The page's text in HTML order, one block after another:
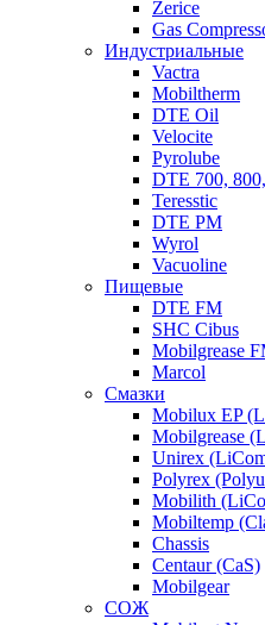
Zerice
Gas
Индустриальные
Vactra
Mobiltherm
DTE Oil
Velocite
Pyrolube
DTE 700,
Teresstic
DTE PM
Wyrol
Vacuoline
Пищевые
DTE FM
SHC Cibus
Mobilgrease
Marcol
Смазки
Mobilux EP
Mobilgrease
Unirex
Polyrex
Mobilith
Mobiltemp
Chassis
Centaur (CaS)
Mobilgear
СОЖ